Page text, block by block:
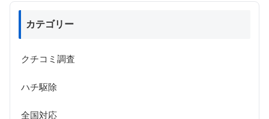
カテゴリー
クチコミ調査
ハチ駆除
全国対応